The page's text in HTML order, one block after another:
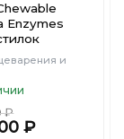
Enzymes
и
₽
₽